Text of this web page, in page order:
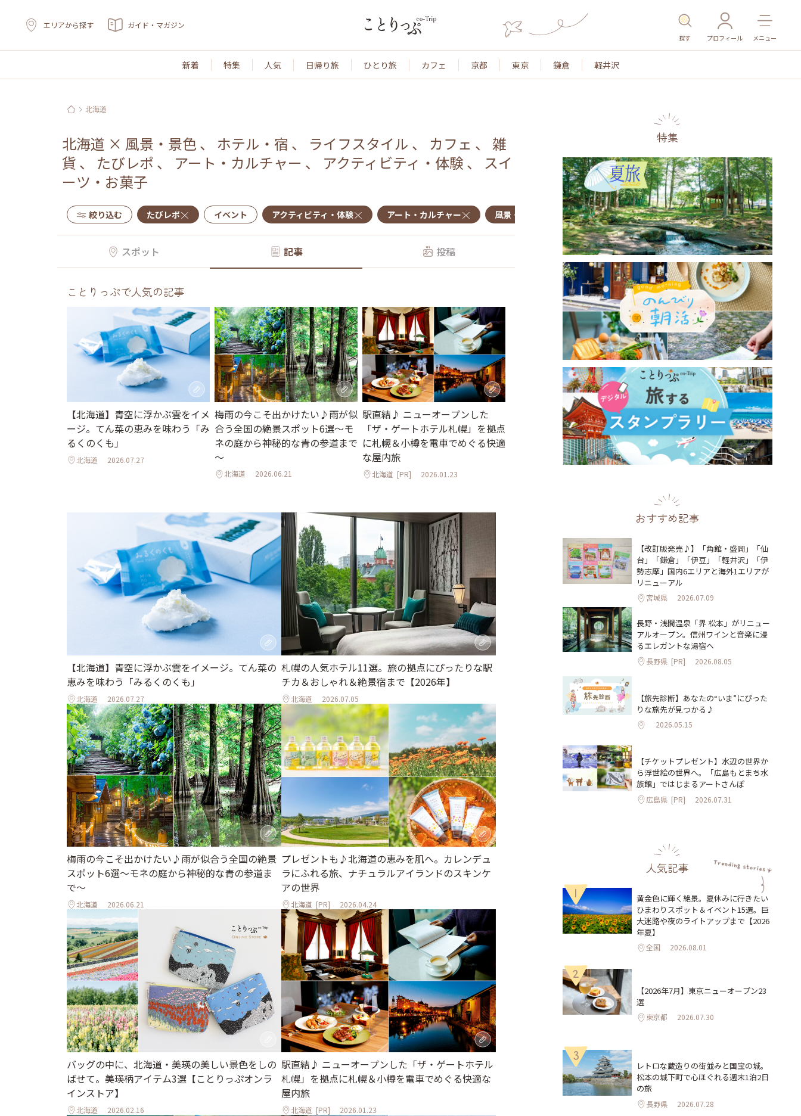
エリアから探す ガイド・マガジン
探す プロフィール メニュー
新着 特集 人気 日帰り旅 ひとり旅 カフェ 京都 東京 鎌倉 軽井沢
北海道
北海道 × 風景・景色 、 ホテル・宿 、 ライフスタイル 、 カフェ 、 雑
貨 、 たびレポ 、 アート・カルチャー 、 アクティビティ・体験 、 スイ
ーツ・お菓子
絞り込む たびレポ イベント アクティビティ・体験 アート・カルチャー 風景・景色 名所・旧跡 温泉・スパ その他施設 ごはん
スポット 記事 投稿
ことりっぷで人気の記事
【北海道】青空に浮かぶ雲をイメ
ージ。てん菜の恵みを味わう「み
るくのくも」
北海道 2026.07.27
梅雨の今こそ出かけたい♪雨が似
合う全国の絶景スポット6選～モ
ネの庭から神秘的な青の参道まで
～
北海道 2026.06.21
駅直結♪ ニューオープンした
「ザ・ゲートホテル札幌」を拠点
に札幌＆小樽を電車でめぐる快適
な屋内旅
北海道 [PR] 2026.01.23
【北海道】青空に浮かぶ雲をイメージ。てん菜の
恵みを味わう「みるくのくも」
北海道 2026.07.27
札幌の人気ホテル11選。旅の拠点にぴったりな駅
チカ＆おしゃれ＆絶景宿まで【2026年】
北海道 2026.07.05
梅雨の今こそ出かけたい♪雨が似合う全国の絶景
スポット6選～モネの庭から神秘的な青の参道ま
で～
北海道 2026.06.21
プレゼントも♪北海道の恵みを肌へ。カレンデュ
ラにふれる旅、ナチュラルアイランドのスキンケ
アの世界
北海道 [PR] 2026.04.24
バッグの中に、北海道・美瑛の美しい景色をしの
ばせて。美瑛柄アイテム3選【ことりっぷオンラ
インストア】
北海道 2026.02.16
駅直結♪ ニューオープンした「ザ・ゲートホテル
札幌」を拠点に札幌＆小樽を電車でめぐる快適な
屋内旅
北海道 [PR] 2026.01.23
特集
おすすめ記事
【改訂版発売♪】「角館・盛岡」「仙
台」「鎌倉」「伊豆」「軽井沢」「伊
勢志摩」国内6エリアと海外1エリアが
リニューアル
宮城県 2026.07.09
長野・浅間温泉「界 松本」がリニュー
アルオープン。信州ワインと音楽に浸
るエレガントな湯宿へ
長野県 [PR] 2026.08.05
【旅先診断】あなたの“いま”にぴった
りな旅先が見つかる♪
2026.05.15
【チケットプレゼント】水辺の世界か
ら浮世絵の世界へ。「広島もとまち水
族館」ではじまるアートさんぽ
広島県 [PR] 2026.07.31
人気記事
1
黄金色に輝く絶景。夏休みに行きたい
ひまわりスポット＆イベント15選。巨
大迷路や夜のライトアップまで【2026
年夏】
全国 2026.08.01
2
【2026年7月】東京ニューオープン23
選
東京都 2026.07.30
3
レトロな蔵造りの街並みと国宝の城。
松本の城下町で心ほぐれる週末1泊2日
の旅
長野県 2026.07.28